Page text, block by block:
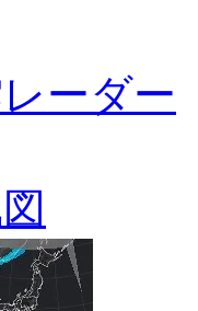
ーダー